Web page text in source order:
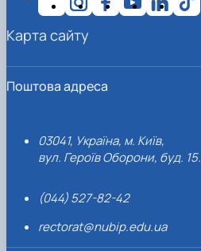
Поштова адреса
03041, Україна, м. Київ,
вул. Героїв Оборони, буд. 15.
(044) 527-82-42
rectorat@nubip.edu.ua
Карта сайту